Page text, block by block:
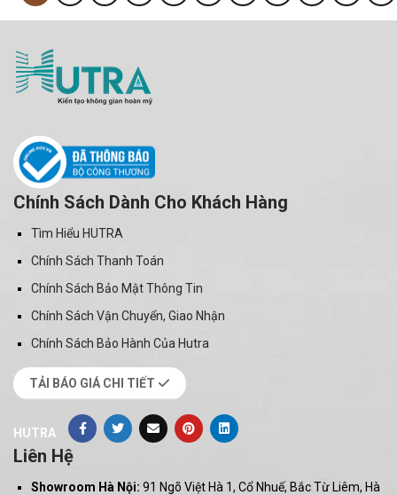
Chính Sách Dành Cho Khách Hàng
Tìm Hiểu HUTRA
Chính Sách Thanh Toán
Chính Sách Bảo Mật Thông Tin
Chính Sách Vận Chuyển, Giao Nhận
Chính Sách Bảo Hành Của Hutra
TẢI BÁO GIÁ CHI TIẾT
HUTRA
Liên Hệ
Showroom Hà Nội: 91 Ngõ Việt Hà 1, Cổ Nhuế, Bắc Từ Liêm, Hà